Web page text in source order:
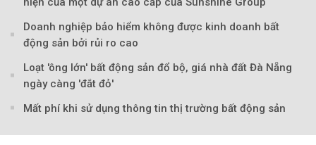
Doanh nghiệp bảo hiểm không được kinh doanh bất
động sản bởi rủi ro cao
Loạt 'ông lớn' bất động sản đổ bộ, giá nhà đất Đà Nẵng
ngày càng 'đắt đỏ'
Mất phí khi sử dụng thông tin thị trường bất động sản